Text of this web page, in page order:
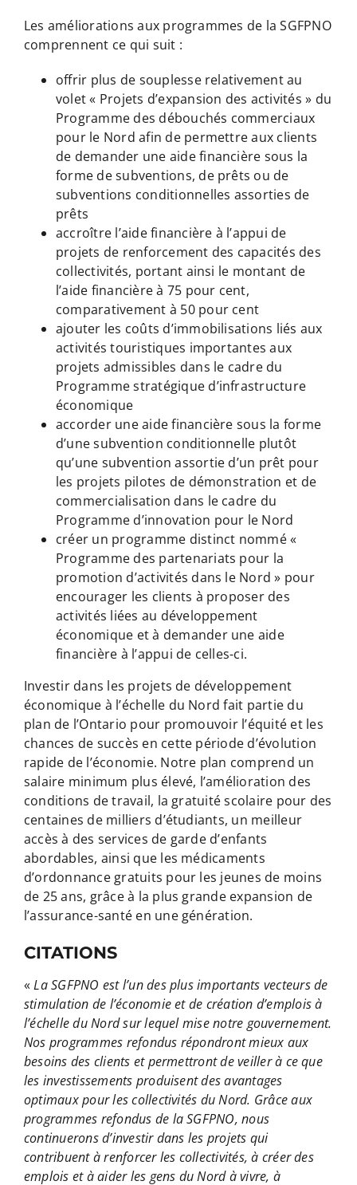
Les améliorations aux programmes de la SGFPNO
comprennent ce qui suit :
offrir plus de souplesse relativement au
volet « Projets d’expansion des activités » du
Programme des débouchés commerciaux
pour le Nord afin de permettre aux clients
de demander une aide financière sous la
forme de subventions, de prêts ou de
subventions conditionnelles assorties de
prêts
accroître l’aide financière à l’appui de
projets de renforcement des capacités des
collectivités, portant ainsi le montant de
l’aide financière à 75 pour cent,
comparativement à 50 pour cent
ajouter les coûts d’immobilisations liés aux
activités touristiques importantes aux
projets admissibles dans le cadre du
Programme stratégique d’infrastructure
économique
accorder une aide financière sous la forme
d’une subvention conditionnelle plutôt
qu’une subvention assortie d’un prêt pour
les projets pilotes de démonstration et de
commercialisation dans le cadre du
Programme d’innovation pour le Nord
créer un programme distinct nommé «
Programme des partenariats pour la
promotion d’activités dans le Nord » pour
encourager les clients à proposer des
activités liées au développement
économique et à demander une aide
financière à l’appui de celles-ci.
Investir dans les projets de développement
économique à l’échelle du Nord fait partie du
plan de l’Ontario pour promouvoir l’équité et les
chances de succès en cette période d’évolution
rapide de l’économie. Notre plan comprend un
salaire minimum plus élevé, l’amélioration des
conditions de travail, la gratuité scolaire pour des
centaines de milliers d’étudiants, un meilleur
accès à des services de garde d’enfants
abordables, ainsi que les médicaments
d’ordonnance gratuits pour les jeunes de moins
de 25 ans, grâce à la plus grande expansion de
l’assurance-santé en une génération.
CITATIONS
«La SGFPNO est l’un des plus importants vecteurs de
stimulation de l’économie et de création d’emplois à
l’échelle du Nord sur lequel mise notre gouvernement.
Nos programmes refondus répondront mieux aux
besoins des clients et permettront de veiller à ce que
les investissements produisent des avantages
optimaux pour les collectivités du Nord. Grâce aux
programmes refondus de la SGFPNO, nous
continuerons d’investir dans les projets qui
contribuent à renforcer les collectivités, à créer des
emplois et à aider les gens du Nord à vivre, à